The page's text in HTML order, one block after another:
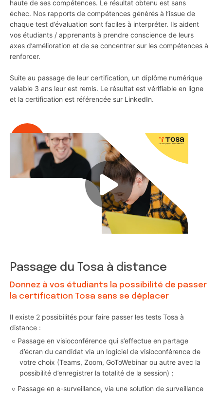
haute de ses compétences. Le résultat obtenu est sans
échec. Nos rapports de compétences générés à l’issue de
chaque test d’évaluation sont faciles à interpréter. Ils aident
vos étudiants / apprenants à prendre conscience de leurs
axes d’amélioration et de se concentrer sur les compétences à
renforcer.
Suite au passage de leur certification, un diplôme numérique
valable 3 ans leur est remis. Le résultat est vérifiable en ligne
et la certification est référencée sur LinkedIn.
Passage du Tosa à distance
Donnez à vos étudiants la possibilité de passer
la certification Tosa sans se déplacer
Il existe 2 possibilités pour faire passer les tests Tosa à
distance :
Passage en visioconférence qui s’effectue en partage
d’écran du candidat via un logiciel de visioconférence de
votre choix (Teams, Zoom, GoToWebinar ou autre avec la
possibilité d’enregistrer la totalité de la session) ;
Passage en e-surveillance, via une solution de surveillance